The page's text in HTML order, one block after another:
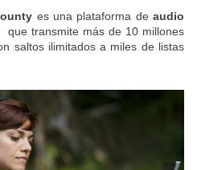
es una plataforma de audio
que transmite más de 10 millones
saltos ilimitados a miles de listas